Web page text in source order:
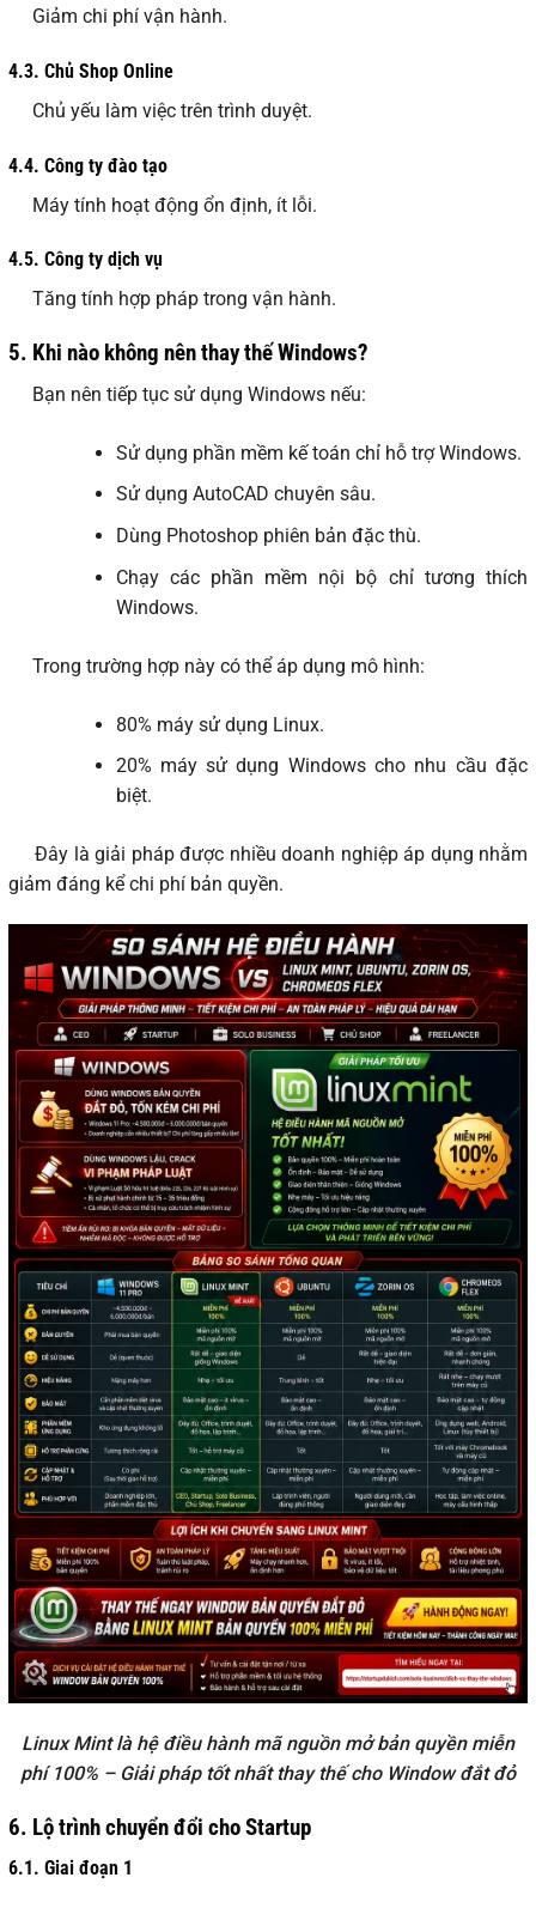
Giảm chi phí vận hành.
4.3. Chủ Shop Online
Chủ yếu làm việc trên trình duyệt.
4.4. Công ty đào tạo
Máy tính hoạt động ổn định, ít lỗi.
4.5. Công ty dịch vụ
Tăng tính hợp pháp trong vận hành.
5. Khi nào không nên thay thế Windows?
Bạn nên tiếp tục sử dụng Windows nếu:
Sử dụng phần mềm kế toán chỉ hỗ trợ Windows.
Sử dụng AutoCAD chuyên sâu.
Dùng Photoshop phiên bản đặc thù.
Chạy các phần mềm nội bộ chỉ tương thích
Windows.
Trong trường hợp này có thể áp dụng mô hình:
80% máy sử dụng Linux.
20% máy sử dụng Windows cho nhu cầu đặc
biệt.
Đây là giải pháp được nhiều doanh nghiệp áp dụng nhằm
giảm đáng kể chi phí bản quyền.
Linux Mint là hệ điều hành mã nguồn mở bản quyền miễn
phí 100% – Giải pháp tốt nhất thay thế cho Window đắt đỏ
6. Lộ trình chuyển đổi cho Startup
6.1. Giai đoạn 1